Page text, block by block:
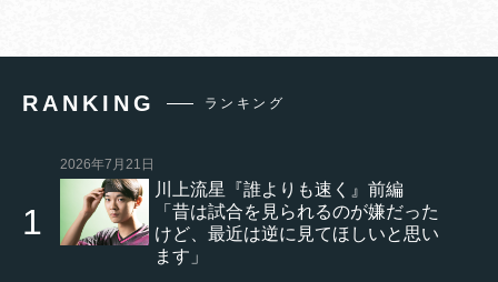
RANKING ランキング
2026年7月21日
川上流星『誰よりも速く』前編
「昔は試合を見られるのが嫌だった
けど、最近は逆に見てほしいと思い
ます」